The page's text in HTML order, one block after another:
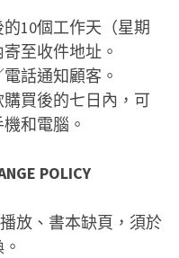
10個工作天（星期
至收件地址。
話通知顧客。
買後的七日內，可
和電腦。
POLICY
放、書本缺頁，須於